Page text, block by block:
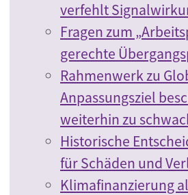
verfehlt
Fragen zum
gerechte
Rahmenwerk zu
Anpassungsziel
weiterhin zu
Historische
für Schäden und
Klimafinanzierung